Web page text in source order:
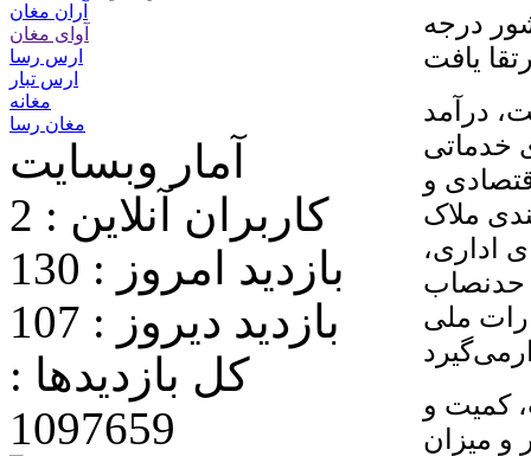
درجه
درآمد
خدماتی
و
ملاک
اداری،
حدنصاب
ملی
کمیت و
و میزان
آران مغان
آوای مغان
ارس رسا
ارس تبار
مغانه
مغان رسا
آمار وبسایت
کاربران آنلاین : 2
بازدید امروز : 130
بازدید دیروز : 107
کل بازدیدها :
1097659